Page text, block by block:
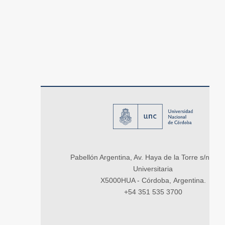
Pabellón Argentina, Av. Haya de la Torre s/n,
Universitaria
X5000HUA - Córdoba, Argentina.
+54 351 535 3700